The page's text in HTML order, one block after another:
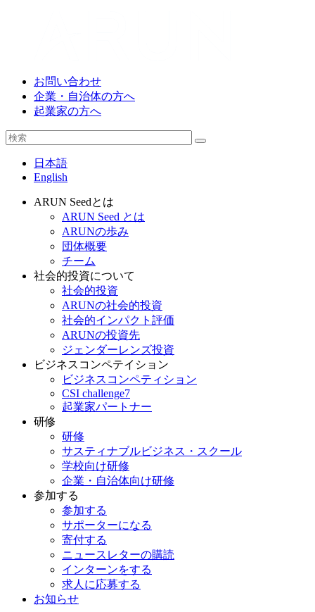
お問い合わせ
企業・自治体の方へ
起業家の方へ
日本語
English
ARUN Seedとは
ARUN Seed とは
ARUNの歩み
団体概要
チーム
社会的投資について
社会的投資
ARUNの社会的投資
社会的インパクト評価
ARUNの投資先
ジェンダーレンズ投資
ビジネスコンペテイション
ビジネスコンペティション
CSI challenge7
起業家パートナー
研修
研修
サスティナブルビジネス・スクール
学校向け研修
企業・自治体向け研修
参加する
参加する
サポーターになる
寄付する
ニュースレターの購読
インターンをする
求人に応募する
お知らせ